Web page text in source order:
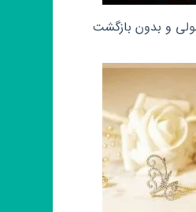
و بدون بازگشت